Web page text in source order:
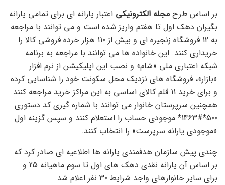
بر اساس طرح مجله الکترونیکی اعتبار یارانه ای برای تمامی یارانه
بگیران دهک اول تا هفتم واریز شده است و می توانند با مراجعه
به 12 فروشگاه زنجیره ای و بیش از 110 هزار خرده فروشی کالا را
خریداری کنند. این خانواده ها می توانند با مراجعه به برنامه
شبکه اعتباری ملی «شام» و نصب این اپلیکیشن از نرم افزار
«بازار»، فروشگاه های نزدیک محل سکونت خود را شناسایی کرده
و برای خرید 11 قلم کالای اساسی به این مراکز خرید مراجعه کنند.
همچنین سرپرستان خانوار می توانند با شماره گیری کد دستوری
500*#1463* موجودی حساب را استعلام کنند و سپس گزینه اول
«موجودی یارانه سرپرست» را انتخاب کنند.
چندی پیش سازمان هدفمندی یارانه ها اطلاعیه ای صادر کرد که
بر اساس آن یارانه نقدی دهک های اول تا سوم ماهیانه 25 و
برای سایر خانوارهای واجد شرایط 30 نفر اعلام شد.